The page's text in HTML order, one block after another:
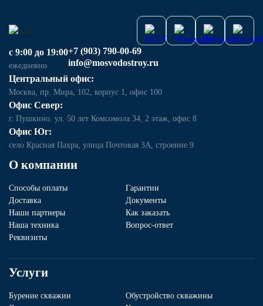
О компании
Способы оплаты
Гарантии
Доставка
Документы
Наши партнеры
Как заказать
Наша техника
Вопрос-ответ
Реквизиты
Услуги
Бурение скважин
Обустройство скважины
с 9:00 до 19:00
ежедневно
+7 (903) 790-00-69
info@mosvodostroy.ru
Центральный офис:
Москва, пр. Мира, 102, корпус 1, офис 100
Офис Север:
г. Пушкино. ул. 50 лет Комсомола 34, 2 этаж, офис 8
Офис Юг:
село Красная Пахра, улица Почтовая 3А, строение 9